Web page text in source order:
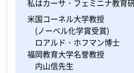
私はカーサ・フェミニナ教育
米国コーネル大学教授
(ノーベル化学賞受賞)
ロアルド・ホフマン博士
福岡教育大学名誉教授
内山信先生